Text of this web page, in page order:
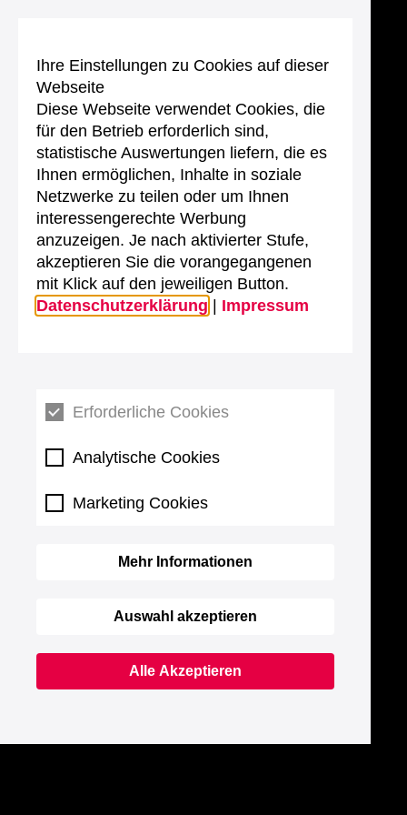
Ihre Einstellungen zu Cookies auf dieser
Webseite
Diese Webseite verwendet Cookies, die
für den Betrieb erforderlich sind,
statistische Auswertungen liefern, die es
Ihnen ermöglichen, Inhalte in soziale
Netzwerke zu teilen oder um Ihnen
interessengerechte Werbung
anzuzeigen. Je nach aktivierter Stufe,
akzeptieren Sie die vorangegangenen
mit Klick auf den jeweiligen Button.
Datenschutzerklärung
Impressum
Erforderliche Cookies
Analytische Cookies
Marketing Cookies
Mehr Informationen
Auswahl akzeptieren
Alle Akzeptieren